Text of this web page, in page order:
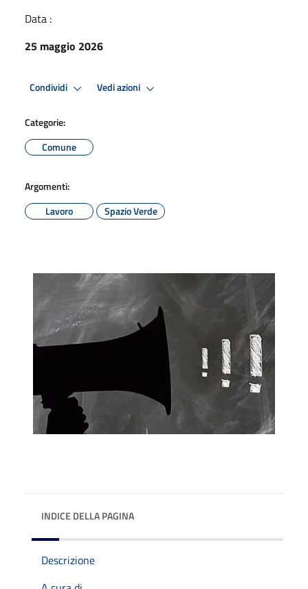
Data :
25 maggio 2026
Condividi Vedi azioni
Categorie:
Comune
Argomenti:
Lavoro
Spazio Verde
INDICE DELLA PAGINA
Descrizione